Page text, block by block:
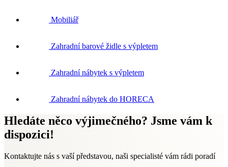
Mobiliář
Zahradní barové židle s výpletem
Zahradní nábytek s výpletem
Zahradní nábytek do HORECA
Hledáte něco výjimečného? Jsme vám k
dispozici!
Kontaktujte nás s vaší představou, naši specialisté vám rádi poradí